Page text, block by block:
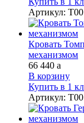
Артикул:
Кровать
механизмом
66 440 a
В корзину
Купить в 1
Артикул: